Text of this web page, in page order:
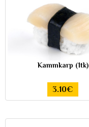
Kammkarp (1tk)
3.10€